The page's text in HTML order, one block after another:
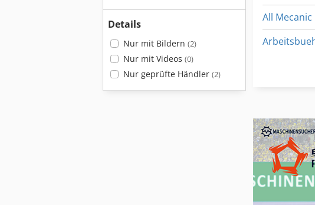
Details
Nur mit Bildern (2)
Nur mit Videos (0)
Nur geprüfte Händler (2)
All Mecanic
Dws 200